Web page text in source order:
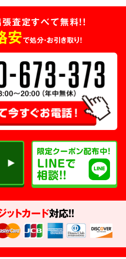
張査定すべて無料!!
安で処分・お引き取り！
ットカード対応!!